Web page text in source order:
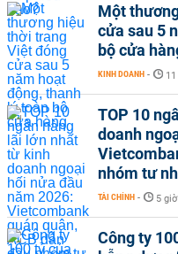
Một
cửa sau 5
bộ cửa
KINH DOANH -
TOP 10
doanh
nhóm tư
TÀI CHÍNH - 5
Công ty